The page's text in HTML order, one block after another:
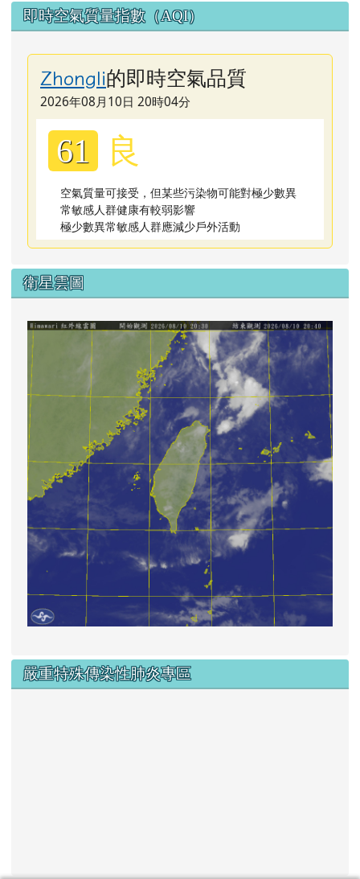
即時空氣質量指數（AQI）
Zhongli的即時空氣品質
2026年08月10日 20時04分
61 良
空氣質量可接受，但某些污染物可能對極少數異
常敏感人群健康有較弱影響
極少數異常敏感人群應減少戶外活動
衛星雲圖
link
嚴重特殊傳染性肺炎專區